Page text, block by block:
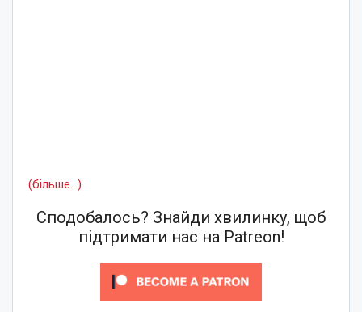
(більше…)
Сподобалось? Знайди хвилинку, щоб
підтримати нас на Patreon!